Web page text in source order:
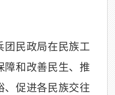
团民政局在民族工
障和改善民生、推
、促进各民族交往